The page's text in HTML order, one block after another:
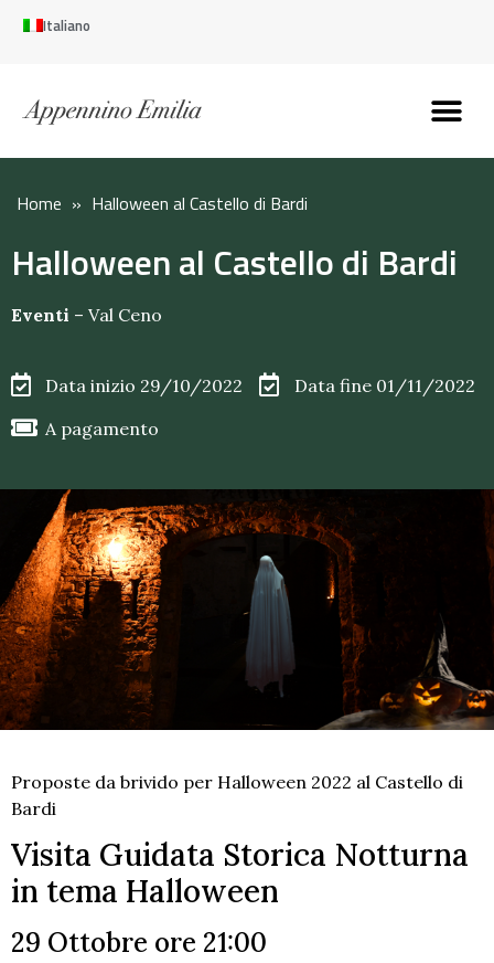
Italiano
Home » Halloween al Castello di Bardi
Halloween al Castello di Bardi
Eventi – Val Ceno
Data inizio 29/10/2022
Data fine 01/11/2022
A pagamento
Proposte da brivido per Halloween 2022 al Castello di
Bardi
Visita Guidata Storica Notturna
in tema Halloween
29 Ottobre ore 21:00